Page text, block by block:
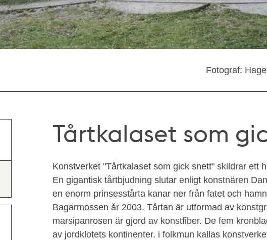
Fotograf:
Tårtkalaset som
Konstverket "Tårtkalaset som gick snett" skildrar ett
En gigantisk tårtbjudning slutar enligt konstnären
en enorm prinsesstårta kanar ner från fatet och
Bagarmossen år 2003. Tårtan är utformad av
marsipanrosen är gjord av konstfiber. De fem
av jordklotets kontinenter. i folkmun kallas